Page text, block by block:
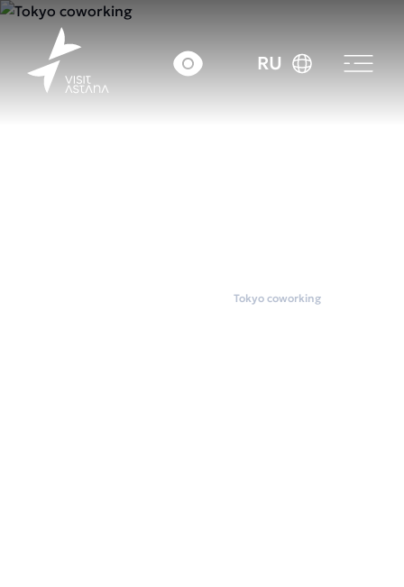
RU
Tokyo coworking